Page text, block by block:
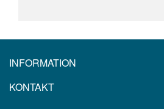
INFORMATION
KONTAKT